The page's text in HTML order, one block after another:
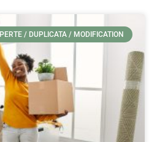
PERTE / DUPLICATA / MODIFICATION